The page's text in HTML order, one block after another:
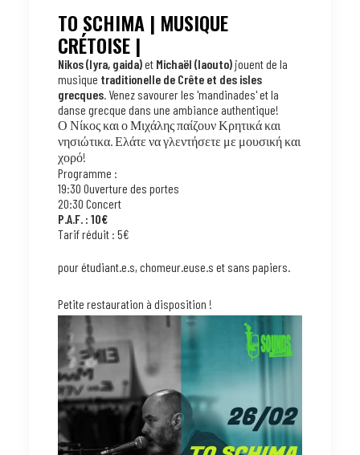
TO SCHIMA | MUSIQUE
CRÉTOISE |
Nikos (lyra, gaida)et Michaël (laouto) jouent de la
musique traditionelle de Crête et des isles
grecques. Venez savourer les 'mandinades' et la
danse grecque dans une ambiance authentique!
Ο Νίκος και ο Μιχάλης παίζουν Κρητικά και
νησιώτικα. Ελάτε να γλεντήσετε με μουσική και
χορό!
Programme :
19:30 Ouverture des portes
20:30 Concert
P.A.F. : 10€
Tarif réduit : 5€
pour étudiant.e.s, chomeur.euse.s et sans papiers.
Petite restauration à disposition !